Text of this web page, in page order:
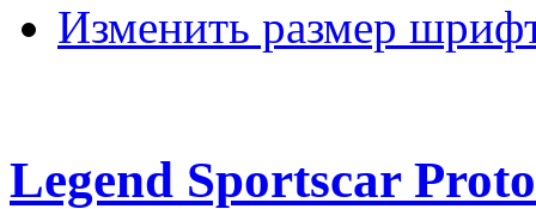
Изменить размер
Legend Sportscar